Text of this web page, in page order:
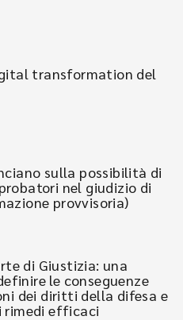
transformation del
sulla possibilità di
nel giudizio di
provvisoria)
di Giustizia: una
le conseguenze
dei diritti della difesa e
rimedi efficaci